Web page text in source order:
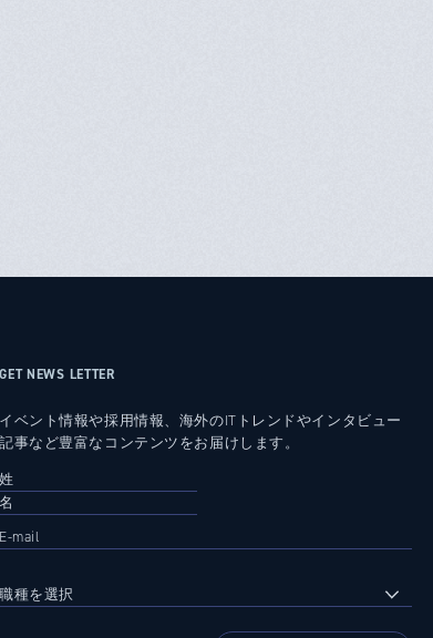
GET NEWS LETTER
イベント情報や採用情報、海外のITトレンドやインタビュー
記事など豊富なコンテンツをお届けします。